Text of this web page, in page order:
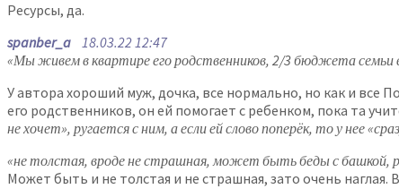
Ресурсы, да.
spanber_a 18.03.22 12:47
«Мы живем в квартире его родственников, 2/3 бюджета семьи
У автора хороший муж, дочка, все нормально, но как и все
его родственников, он ей помогает с ребенком, пока та
не хочет», ругается с ним, а если ей слово поперёк, то у нее
«не толстая, вроде не страшная, может быть беды с башкой,
Может быть и не толстая и не страшная, зато очень